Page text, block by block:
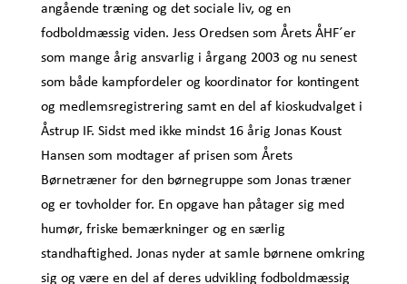
angående træning og det sociale liv, og en
fodboldmæssig viden. Jess Oredsen som Årets ÅHF´er
som mange årig ansvarlig i årgang 2003 og nu senest
som både kampfordeler og koordinator for kontingent
og medlemsregistrering samt en del af kioskudvalget i
Åstrup IF. Sidst med ikke mindst 16 årig Jonas Koust
Hansen som modtager af prisen som Årets
Børnetræner for den børnegruppe som Jonas træner
og er tovholder for. En opgave han påtager sig med
humør, friske bemærkninger og en særlig
standhaftighed. Jonas nyder at samle børnene omkring
sig og være en del af deres udvikling fodboldmæssig